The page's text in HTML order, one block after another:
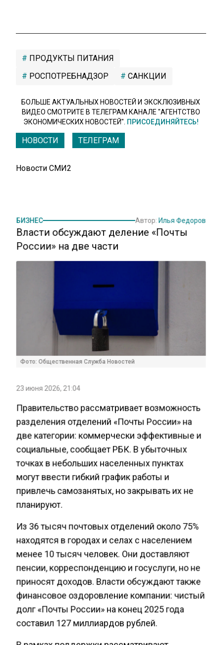
ПРОДУКТЫ ПИТАНИЯ
РОСПОТРЕБНАДЗОР
САНКЦИИ
БОЛЬШЕ АКТУАЛЬНЫХ НОВОСТЕЙ И ЭКСКЛЮЗИВНЫХ
ВИДЕО СМОТРИТЕ В ТЕЛЕГРАМ КАНАЛЕ "АГЕНТСТВО
ЭКОНОМИЧЕСКИХ НОВОСТЕЙ". ПРИСОЕДИНЯЙТЕСЬ!
НОВОСТИ ТЕЛЕГРАМ
Новости СМИ2
БИЗНЕС Автор: Илья Федоров
Власти обсуждают деление «Почты
России» на две части
Фото: Общественная Служба Новостей
23 июня 2026, 21:04
Правительство рассматривает возможность
разделения отделений «Почты России» на
две категории: коммерчески эффективные и
социальные, сообщает РБК. В убыточных
точках в небольших населенных пунктах
могут ввести гибкий график работы и
привлечь самозанятых, но закрывать их не
планируют.
Из 36 тысяч почтовых отделений около 75%
находятся в городах и селах с населением
менее 10 тысяч человек. Они доставляют
пенсии, корреспонденцию и госуслуги, но не
приносят доходов. Власти обсуждают также
финансовое оздоровление компании: чистый
долг «Почты России» на конец 2025 года
составил 127 миллиардов рублей.